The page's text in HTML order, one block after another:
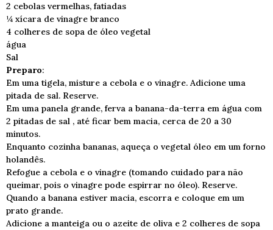
2 cebolas vermelhas, fatiadas
¼ xícara de vinagre branco
4 colheres de sopa de óleo vegetal
água
Sal
Preparo:
Em uma tigela, misture a cebola e o vinagre. Adicione uma
pitada de sal. Reserve.
Em uma panela grande, ferva a banana-da-terra em água com
2 pitadas de sal , até ficar bem macia, cerca de 20 a 30
minutos.
Enquanto cozinha bananas, aqueça o vegetal óleo em um forno
holandês.
Refogue a cebola e o vinagre (tomando cuidado para não
queimar, pois o vinagre pode espirrar no óleo). Reserve.
Quando a banana estiver macia, escorra e coloque em um
prato grande.
Adicione a manteiga ou o azeite de oliva e 2 colheres de sopa